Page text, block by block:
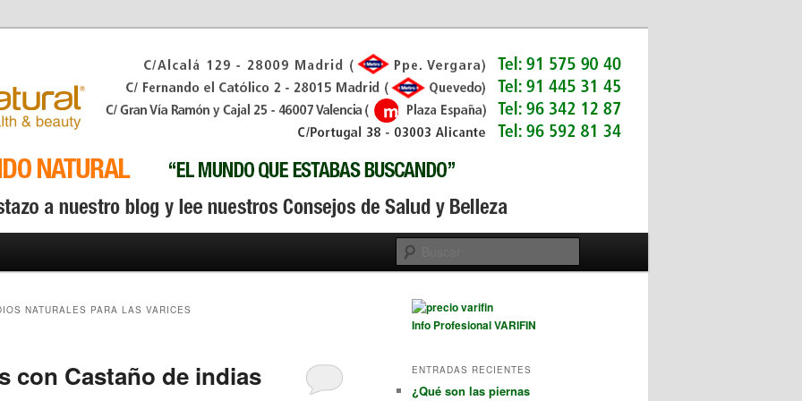
NATURALES PARA LAS VARICES
con Castaño de indias
Info Profesional VARIFIN
ENTRADAS RECIENTES
¿Qué son las piernas